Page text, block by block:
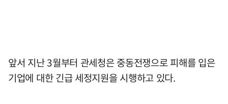
앞서 지난 3월부터 관세청은 중동전쟁으로 피해를 입은
기업에 대한 긴급 세정지원을 시행하고 있다.